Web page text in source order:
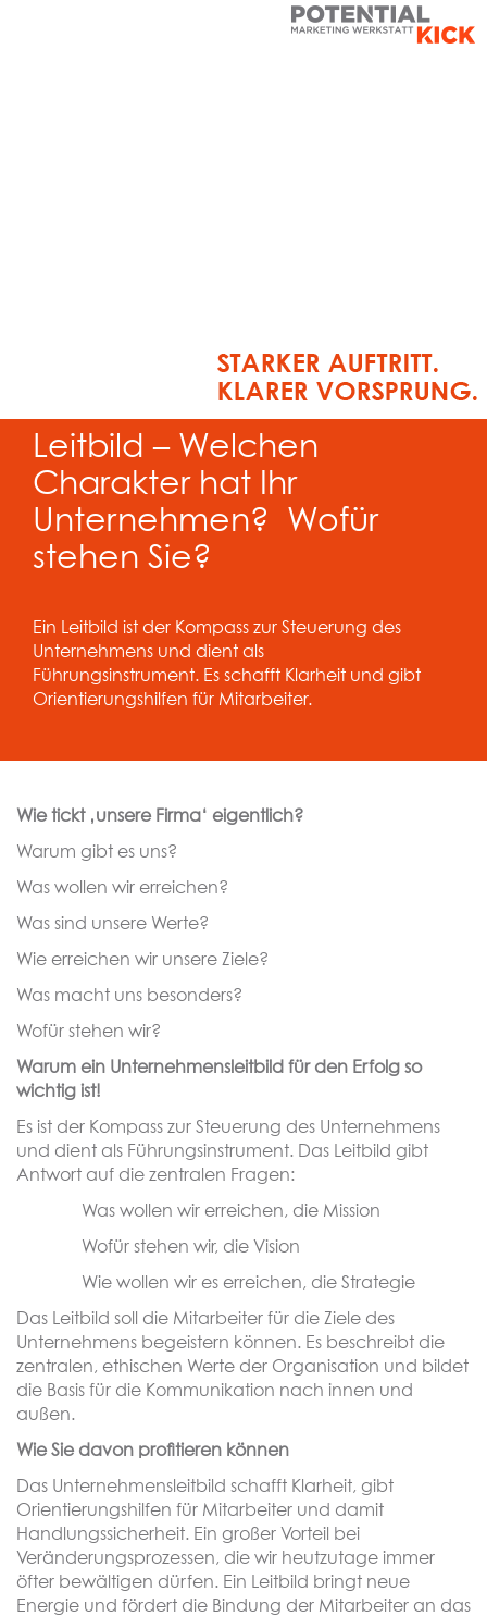
Leitbild – Welchen
Charakter hat Ihr
Unternehmen? Wofür
stehen Sie?
Ein Leitbild ist der Kompass zur Steuerung des
Unternehmens und dient als
Führungsinstrument. Es schafft Klarheit und gibt
Orientierungshilfen für Mitarbeiter.
Wie tickt ‚unsere Firma‘ eigentlich?
Warum gibt es uns?
Was wollen wir erreichen?
Was sind unsere Werte?
Wie erreichen wir unsere Ziele?
Was macht uns besonders?
Wofür stehen wir?
Warum ein Unternehmensleitbild für den Erfolg so
wichtig ist!
Es ist der Kompass zur Steuerung des Unternehmens
und dient als Führungsinstrument. Das Leitbild gibt
Antwort auf die zentralen Fragen:
Was wollen wir erreichen, die Mission
Wofür stehen wir, die Vision
Wie wollen wir es erreichen, die Strategie
Das Leitbild soll die Mitarbeiter für die Ziele des
Unternehmens begeistern können. Es beschreibt die
zentralen, ethischen Werte der Organisation und bildet
die Basis für die Kommunikation nach innen und
außen.
Wie Sie davon profitieren können
Das Unternehmensleitbild schafft Klarheit, gibt
Orientierungshilfen für Mitarbeiter und damit
Handlungssicherheit. Ein großer Vorteil bei
Veränderungsprozessen, die wir heutzutage immer
öfter bewältigen dürfen. Ein Leitbild bringt neue
Energie und fördert die Bindung der Mitarbeiter an das